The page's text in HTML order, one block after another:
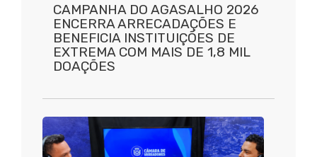
CAMPANHA DO AGASALHO 2026
ENCERRA ARRECADAÇÕES E
BENEFICIA INSTITUIÇÕES DE
EXTREMA COM MAIS DE 1,8 MIL
DOAÇÕES